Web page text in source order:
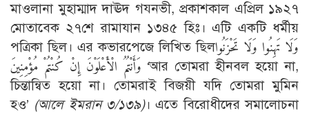
মাওলানা মুহাম্মাদ দাঊদ গযনভী, প্রকাশকাল এপ্রিল ১৯২৭
মোতাবেক ২৭শে রামাযান ১৩৪৫ হিঃ। এটি একটি ধর্মীয়
পত্রিকা ছিল। এর কভারপেজে লিখিত ছিলوَلَا تَهِنُوا وَلَا تَحْزَنُوا
وَأَنْتُمُ الْأَعْلَوْنَ إِنْ كُنْتُمْ مُؤْمِنِينَ ‘আর তোমরা হীনবল হয়ো না,
চিন্তান্বিত হয়ো না। তোমরাই বিজয়ী যদি তোমরা মুমিন
হও’ (আলে ইমরান ৩/১৩৯)। এতে বিরোধীদের সমালোচনা